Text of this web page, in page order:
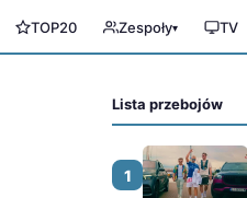
TOP20 Zespoły▾ TV
Lista przebojów
1